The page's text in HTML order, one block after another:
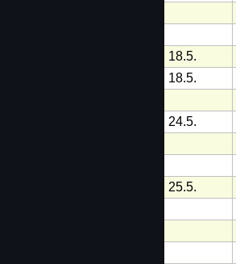
18.5.
18.5.
24.5.
25.5.